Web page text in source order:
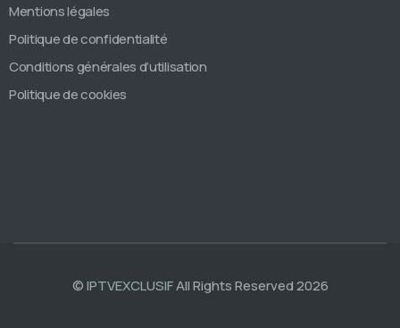
Mentions légales
Politique de confidentialité
Conditions générales d’utilisation
Politique de cookies
©IPTVEXCLUSIFAll Rights Reserved 2026